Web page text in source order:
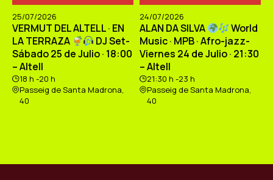
25/07/2026
VERMUT DEL ALTELL · EN
LA TERRAZA
DJ Set-
Sábado 25 de Julio · 18:00
– Altell
18 h -20 h
Passeig de Santa Madrona,
40
24/07/2026
ALAN DA SILVA
World
Music · MPB · Afro-jazz-
Viernes 24 de Julio · 21:30
– Altell
21:30 h -23 h
Passeig de Santa Madrona,
40